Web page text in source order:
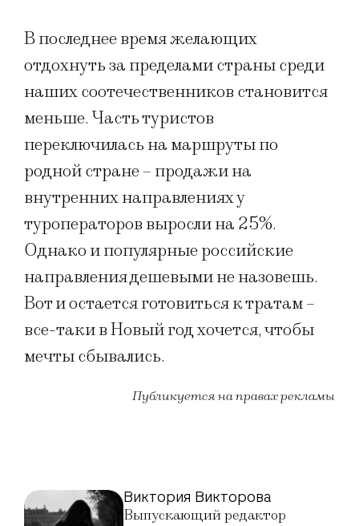
В последнее время желающих
отдохнуть за пределами страны среди
наших соотечественников становится
меньше. Часть туристов
переключилась на маршруты по
родной стране – продажи на
внутренних направлениях у
туроператоров выросли на 25%.
Однако и популярные российские
направления дешевыми не назовешь.
Вот и остается готовиться к тратам –
все-таки в Новый год хочется, чтобы
мечты сбывались.
Публикуется на правах рекламы
Виктория Викторова
Выпускающий редактор